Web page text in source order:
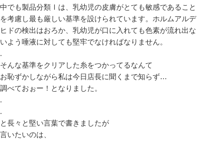
中でも製品分類Ⅰは、乳幼児の皮膚がとても敏感であること
を考慮し最も厳しい基準を設けられています。ホルムアルデ
ヒドの検出はおろか、乳幼児が口に入れても色素が流れ出な
いよう唾液に対しても堅牢でなければなりません。
.
そんな基準をクリアした糸をつかってるなんて
お恥ずかしながら私は今日店長に聞くまで知らず…
調べておぉー！となりました。
.
.
と長々と堅い言葉で書きましたが
言いたいのは、